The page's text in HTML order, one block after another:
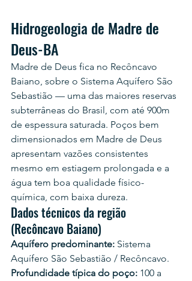
Hidrogeologia de Madre de
Deus-BA
Madre de Deus fica no Recôncavo
Baiano, sobre o Sistema Aquífero São
Sebastião — uma das maiores reservas
subterrâneas do Brasil, com até 900m
de espessura saturada. Poços bem
dimensionados em Madre de Deus
apresentam vazões consistentes
mesmo em estiagem prolongada e a
água tem boa qualidade físico-
química, com baixa dureza.
Dados técnicos da região
(Recôncavo Baiano)
Aquífero predominante: Sistema
Aquífero São Sebastião / Recôncavo.
Profundidade típica do poço: 100 a